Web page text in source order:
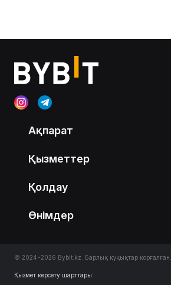
Ақпарат
Қызметтер
Қолдау
Өнімдер
© 2024-2026 Bybit.kz. Барлық құқықтар қорғалған.
Қызмет көрсету шарттары